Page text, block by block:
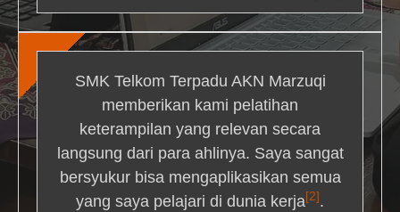
SMK Telkom Terpadu AKN Marzuqi
memberikan kami pelatihan
keterampilan yang relevan secara
langsung dari para ahlinya. Saya sangat
bersyukur bisa mengaplikasikan semua
yang saya pelajari di dunia kerja[2] .